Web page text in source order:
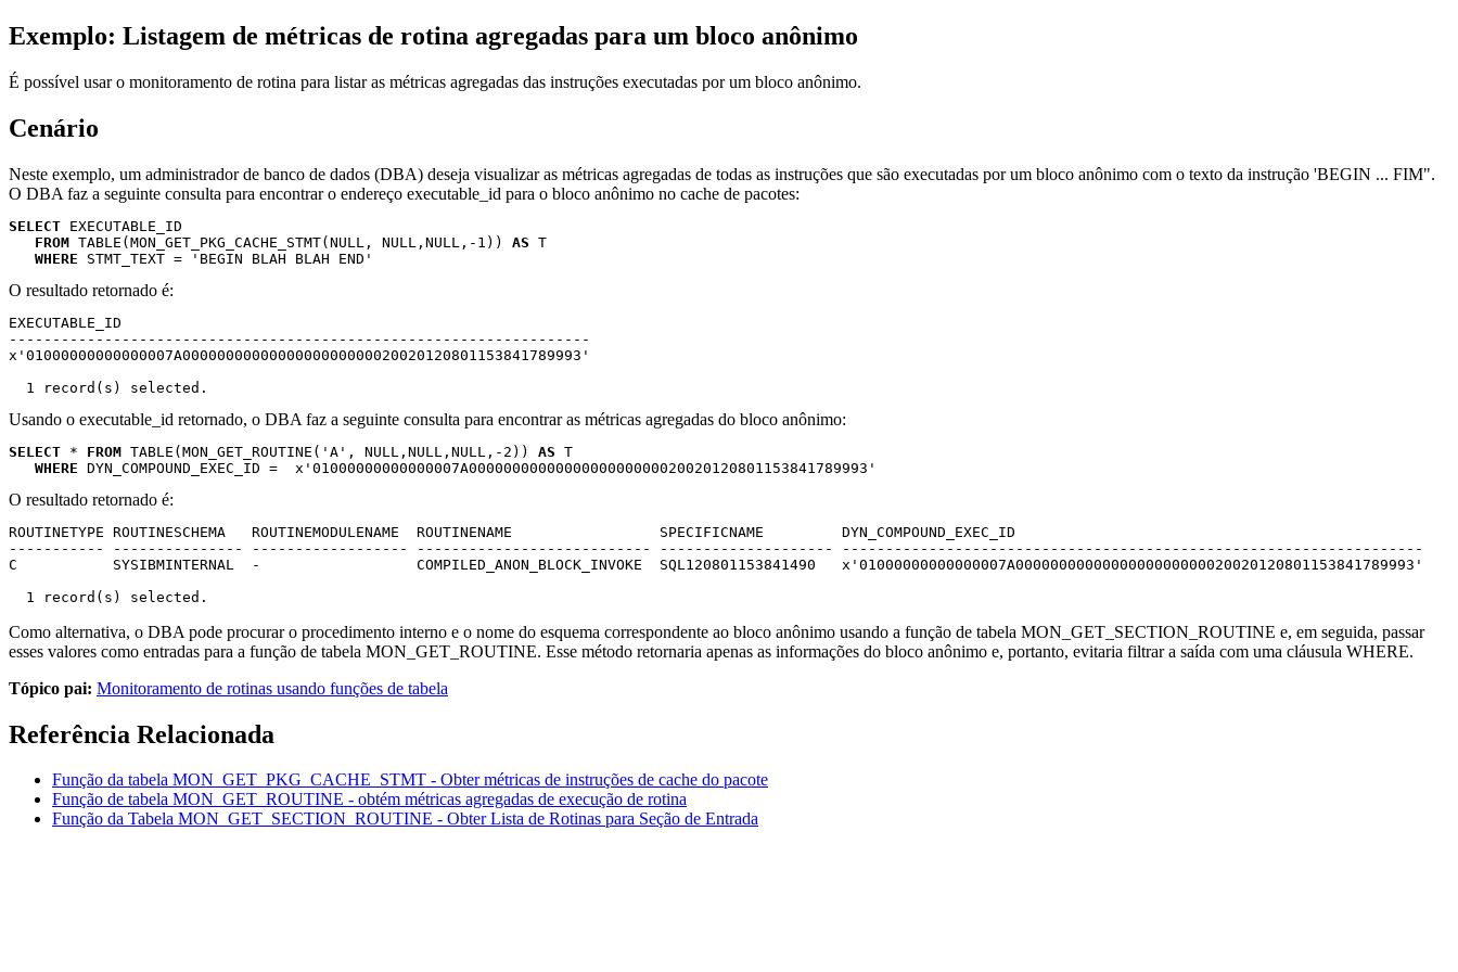
Exemplo: Listagem de métricas de rotina agregadas para um bloco anônimo
É possível usar o monitoramento de rotina para listar as métricas agregadas das instruções executadas por um bloco anônimo.
Cenário
Neste exemplo, um administrador de banco de dados (DBA) deseja visualizar as métricas agregadas de todas as instruções que são executadas por um bloco anônimo com o texto da instrução 'BEGIN ... FIM".
O DBA faz a seguinte consulta para encontrar o endereço executable_id para o bloco anônimo no cache de pacotes:
SELECT EXECUTABLE_ID
FROM TABLE(MON_GET_PKG_CACHE_STMT(NULL, NULL,NULL,-1)) AS T
WHERE STMT_TEXT = 'BEGIN BLAH BLAH END'
O resultado retornado é:
EXECUTABLE_ID
-------------------------------------------------------------------
x'01000000000000007A0000000000000000000000020020120801153841789993'
  1 record(s) selected.
Usando o executable_id retornado, o DBA faz a seguinte consulta para encontrar as métricas agregadas do bloco anônimo:
SELECT * FROM TABLE(MON_GET_ROUTINE('A', NULL,NULL,NULL,-2)) AS T
WHERE DYN_COMPOUND_EXEC_ID =  x'01000000000000007A0000000000000000000000020020120801153841789993'
O resultado retornado é:
ROUTINETYPE ROUTINESCHEMA   ROUTINEMODULENAME  ROUTINENAME                 SPECIFICNAME         DYN_COMPOUND_EXEC_ID
----------- --------------- ------------------ --------------------------- -------------------- -------------------------------------------------------------------
C           SYSIBMINTERNAL  -                  COMPILED_ANON_BLOCK_INVOKE  SQL120801153841490   x'01000000000000007A0000000000000000000000020020120801153841789993'
  1 record(s) selected.
Como alternativa, o DBA pode procurar o procedimento interno e o nome do esquema correspondente ao bloco anônimo usando a função de tabela MON_GET_SECTION_ROUTINE e, em seguida, passar
esses valores como entradas para a função de tabela MON_GET_ROUTINE. Esse método retornaria apenas as informações do bloco anônimo e, portanto, evitaria filtrar a saída com uma cláusula WHERE.
Tópico pai: Monitoramento de rotinas usando funções de tabela
Referência Relacionada
Função da tabela MON_GET_PKG_CACHE_STMT - Obter métricas de instruções de cache do pacote
Função de tabela MON_GET_ROUTINE - obtém métricas agregadas de execução de rotina
Função da Tabela MON_GET_SECTION_ROUTINE - Obter Lista de Rotinas para Seção de Entrada